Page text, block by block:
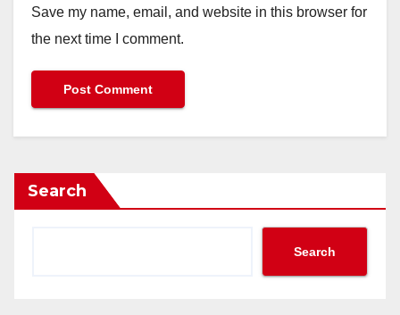
Save my name, email, and website in this browser for
the next time I comment.
Search
Search